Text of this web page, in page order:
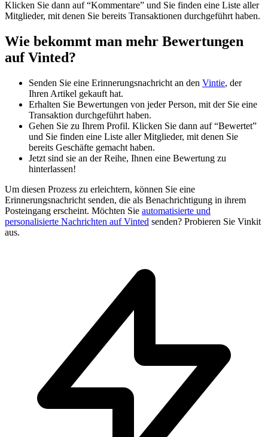
Klicken Sie dann auf “Kommentare” und Sie finden eine Liste aller
Mitglieder, mit denen Sie bereits Transaktionen durchgeführt haben.
Wie bekommt man mehr Bewertungen
auf Vinted?
Senden Sie eine Erinnerungsnachricht an den Vintie, der
Ihren Artikel gekauft hat.
Erhalten Sie Bewertungen von jeder Person, mit der Sie eine
Transaktion durchgeführt haben.
Gehen Sie zu Ihrem Profil. Klicken Sie dann auf “Bewertet”
und Sie finden eine Liste aller Mitglieder, mit denen Sie
bereits Geschäfte gemacht haben.
Jetzt sind sie an der Reihe, Ihnen eine Bewertung zu
hinterlassen!
Um diesen Prozess zu erleichtern, können Sie eine
Erinnerungsnachricht senden, die als Benachrichtigung in ihrem
Posteingang erscheint. Möchten Sie automatisierte und
personalisierte Nachrichten auf Vinted senden? Probieren Sie Vinkit
aus.